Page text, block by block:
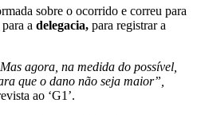
sobre o ocorrido e correu para
a delegacia, para registrar a
Mas agora, na medida do possível,
que o dano não seja maior”,
ao ‘G1’.